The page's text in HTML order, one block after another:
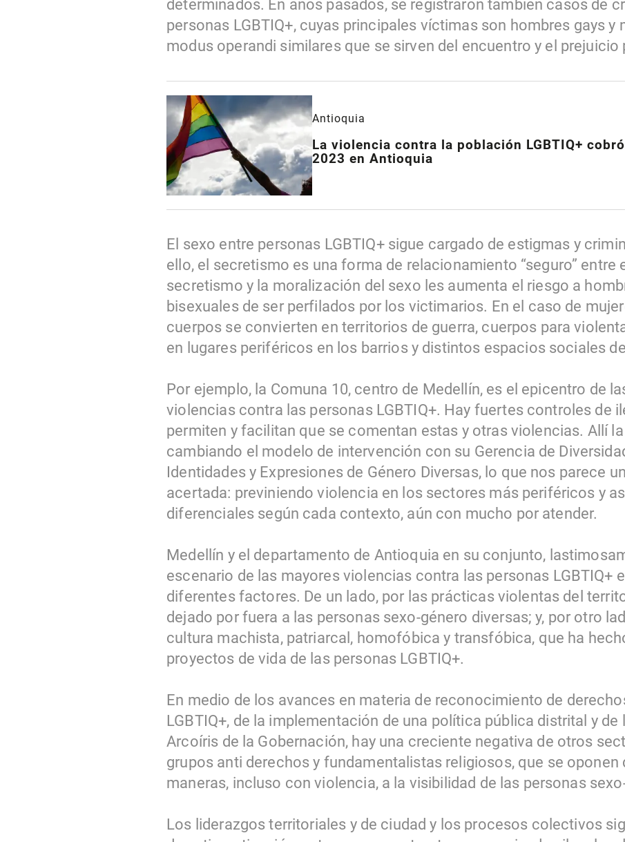
determinados. En años pasados, se registraron también casos de
personas LGBTIQ+, cuyas principales víctimas son hombres gays y
modus operandi similares que se sirven del encuentro y el prejuicio
Antioquia
La violencia contra la población LGBTIQ+
2023 en Antioquia
El sexo entre personas LGBTIQ+ sigue cargado de estigmas y
ello, el secretismo es una forma de relacionamiento “seguro” entre
secretismo y la moralización del sexo les aumenta el riesgo a
bisexuales de ser perfilados por los victimarios. En el caso de
cuerpos se convierten en territorios de guerra, cuerpos para
en lugares periféricos en los barrios y distintos espacios sociales
Por ejemplo, la Comuna 10, centro de Medellín, es el epicentro de
violencias contra las personas LGBTIQ+. Hay fuertes controles de
permiten y facilitan que se comentan estas y otras violencias. Allí
cambiando el modelo de intervención con su Gerencia de
Identidades y Expresiones de Género Diversas, lo que nos parece
acertada: previniendo violencia en los sectores más periféricos y
diferenciales según cada contexto, aún con mucho por atender.
Medellín y el departamento de Antioquia en su conjunto,
escenario de las mayores violencias contra las personas LGBTIQ+
diferentes factores. De un lado, por las prácticas violentas del
dejado por fuera a las personas sexo-género diversas; y, por otro
cultura machista, patriarcal, homofóbica y transfóbica, que ha
proyectos de vida de las personas LGBTIQ+.
En medio de los avances en materia de reconocimiento de
LGBTIQ+, de la implementación de una política pública distrital y de
Arcoíris de la Gobernación, hay una creciente negativa de otros
grupos anti derechos y fundamentalistas religiosos, que se oponen
maneras, incluso con violencia, a la visibilidad de las personas
Los liderazgos territoriales y de ciudad y los procesos colectivos